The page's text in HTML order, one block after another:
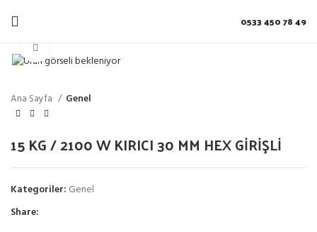
0533 450 78 49
Ana Sayfa Genel
15 KG / 2100 W KIRICI 30 MM HEX GİRİŞLİ
Kategoriler: Genel
Share: